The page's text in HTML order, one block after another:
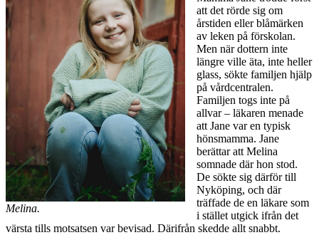
Melina.
att det rörde sig om
årstiden eller blåmärken
av leken på förskolan.
Men när dottern inte
längre ville äta, inte heller
glass, sökte familjen hjälp
på vårdcentralen.
Familjen togs inte på
allvar – läkaren menade
att Jane var en typisk
hönsmamma. Jane
berättar att Melina
somnade där hon stod.
De sökte sig därför till
Nyköping, och där
träffade de en läkare som
i stället utgick ifrån det
värsta tills motsatsen var bevisad. Därifrån skedde allt snabbt.